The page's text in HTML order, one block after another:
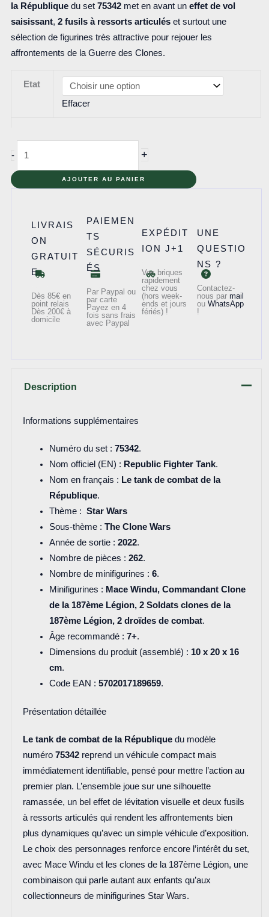
la Républiquedu set 75342met en avant un effet de vol
saisissant, 2 fusils à ressorts articuléset surtout une
sélection de figurines très attractive pour rejouer les
affrontements de la Guerre des Clones.
Etat
Effacer
-
tank
combat
République
+
AJOUTER AU PANIER
LIVRAIS
ON
GRATUIT
E
Dès 85€ en
point relais
Dès 200€ à
domicile
PAIEMEN
TS
SÉCURIS
ÉS
Par Paypal ou
par carte
Payez en 4
fois sans frais
avec Paypal
EXPÉDIT
ION J+1
Vos briques
rapidement
chez vous
(hors week-
ends et jours
fériés) !
UNE
QUESTIO
NS ?
Contactez-
nous par mail
ou WhatsApp
!
Description
Informations supplémentaires
Numéro du set : 75342.
Nom officiel (EN) : Republic Fighter Tank.
Nom en français : Le tank de combat de la
République.
Thème : Star Wars
Sous-thème : The Clone Wars
Année de sortie : 2022.
Nombre de pièces : 262.
Nombre de minifigurines : 6.
Minifigurines : Mace Windu, Commandant Clone
de la 187ème Légion, 2 Soldats clones de la
187ème Légion, 2 droïdes de combat.
Âge recommandé : 7+.
Dimensions du produit (assemblé) : 10 x 20 x 16
cm.
Code EAN : 5702017189659.
Présentation détaillée
Le tank de combat de la Républiquedu modèle
numéro 75342reprend un véhicule compact mais
immédiatement identifiable, pensé pour mettre l’action au
premier plan. L’ensemble joue sur une silhouette
ramassée, un bel effet de lévitation visuelle et deux fusils
à ressorts articulés qui rendent les affrontements bien
plus dynamiques qu’avec un simple véhicule d’exposition.
Le choix des personnages renforce encore l’intérêt du set,
avec Mace Windu et les clones de la 187ème Légion, une
combinaison qui parle autant aux enfants qu’aux
collectionneurs de minifigurines Star Wars.